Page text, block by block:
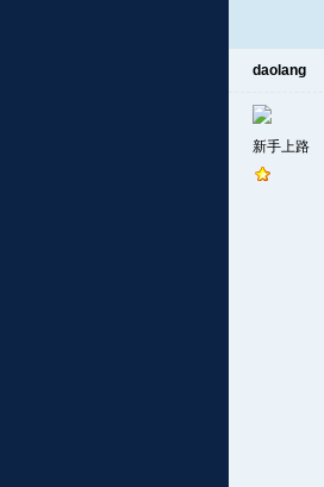
daolang
新手上路